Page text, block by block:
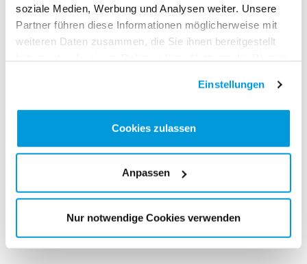
soziale Medien, Werbung und Analysen weiter. Unsere
Partner führen diese Informationen möglicherweise mit
weiteren Daten zusammen, die Sie ihnen bereitgestellt
Einstellungen
Cookies zulassen
Anpassen
Nur notwendige Cookies verwenden
E-Mail *
Ich möchte den LCZ mit dem folgenden
Gönnerbeitrag untersützten:
Absenden